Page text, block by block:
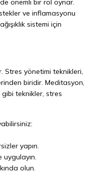
önemli bir rol oynar.
ve inflamasyonu
sistemi için
Stres yönetimi teknikleri,
biridir. Meditasyon,
teknikler, stres
yapın.
olun.